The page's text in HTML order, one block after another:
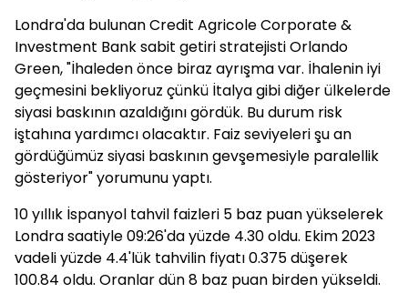
Londra'da bulunan Credit Agricole Corporate &
Investment Bank sabit getiri stratejisti Orlando
Green, "İhaleden önce biraz ayrışma var. İhalenin iyi
geçmesini bekliyoruz çünkü İtalya gibi diğer ülkelerde
siyasi baskının azaldığını gördük. Bu durum risk
iştahına yardımcı olacaktır. Faiz seviyeleri şu an
gördüğümüz siyasi baskının gevşemesiyle paralellik
gösteriyor" yorumunu yaptı.
10 yıllık İspanyol tahvil faizleri 5 baz puan yükselerek
Londra saatiyle 09:26'da yüzde 4.30 oldu. Ekim 2023
vadeli yüzde 4.4'lük tahvilin fiyatı 0.375 düşerek
100.84 oldu. Oranlar dün 8 baz puan birden yükseldi.